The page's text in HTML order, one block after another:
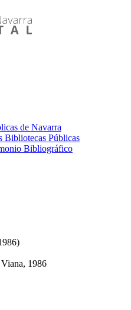
de Navarra
Bibliotecas Públicas
Bibliográfico
1986